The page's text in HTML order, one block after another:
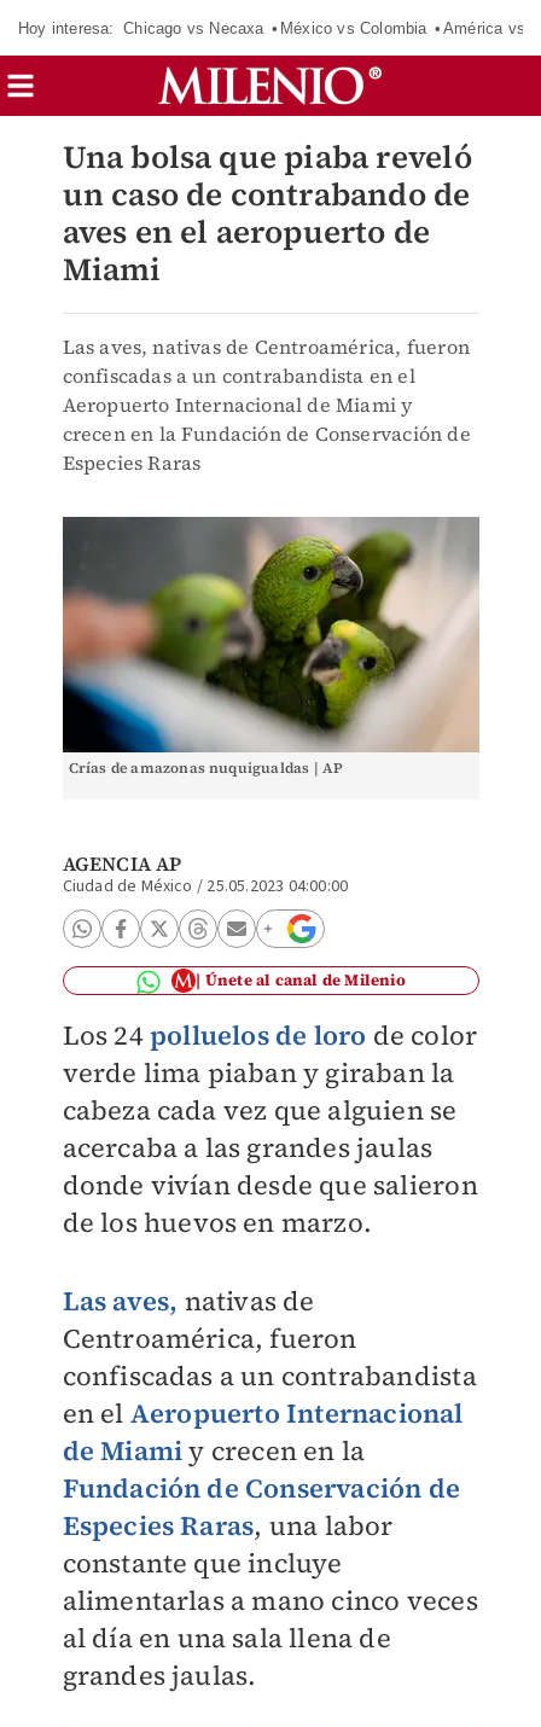
Hoy interesa: Chicago vs Necaxa México vs Colombia América vs
Una bolsa que piaba reveló
un caso de contrabando de
aves en el aeropuerto de
Miami
Las aves, nativas de Centroamérica, fueron
confiscadas a un contrabandista en el
Aeropuerto Internacional de Miami y
crecen en la Fundación de Conservación de
Especies Raras
Crías de amazonas nuquigualdas | AP
AGENCIA AP
Ciudad de México / 25.05.2023 04:00:00
Únete al canal de Milenio
Los 24polluelos de loro de color
verde lima piaban y giraban la
cabeza cada vez que alguien se
acercaba a las grandes jaulas
donde vivían desde que salieron
de los huevos en marzo.
Las aves, nativas de
Centroamérica, fueron
confiscadas a un contrabandista
en el Aeropuerto Internacional
de Miamiy crecen en la
Fundación de Conservación de
Especies Raras, una labor
constante que incluye
alimentarlas a mano cinco veces
al día en una sala llena de
grandes jaulas.